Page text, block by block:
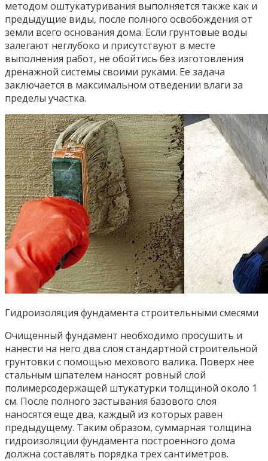
методом оштукатуривания выполняется также как и
предыдущие виды, после полного освобождения от
земли всего основания дома. Если грунтовые воды
залегают неглубоко и присутствуют в месте
выполнения работ, не обойтись без изготовления
дренажной системы своими руками. Ее задача
заключается в максимальном отведении влаги за
пределы участка.
Гидроизоляция фундамента строительными смесями
Очищенный фундамент необходимо просушить и
нанести на него два слоя стандартной строительной
грунтовки с помощью мехового валика. Поверх нее
стальным шпателем наносят ровный слой
полимерсодержащей штукатурки толщиной около 1
см. После полного застывания базового слоя
наносятся еще два, каждый из которых равен
предыдущему. Таким образом, суммарная толщина
гидроизоляции фундамента построенного дома
должна составлять порядка трех сантиметров.